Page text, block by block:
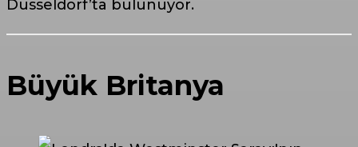
Düsseldorf’ta bulunuyor.
Büyük Britanya